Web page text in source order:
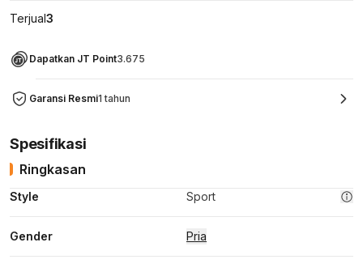
Terjual3
Dapatkan JT Point3.675
Garansi Resmi1 tahun
Spesifikasi
Ringkasan
Style Sport
Gender Pria